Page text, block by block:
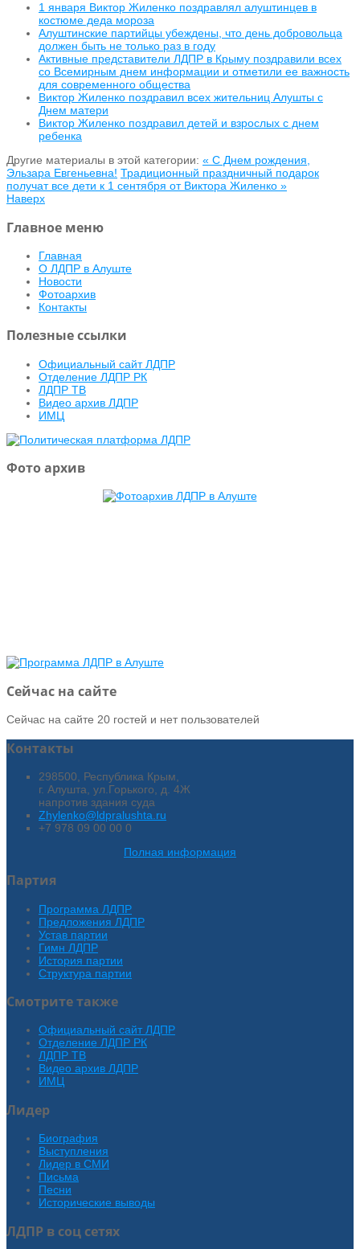
1 января Виктор Жиленко поздравлял алуштинцев в
костюме деда мороза
Алуштинские партийцы убеждены, что день добровольца
должен быть не только раз в году
Активные представители ЛДПР в Крыму поздравили всех
со Всемирным днем информации и отметили ее важность
для современного общества
Виктор Жиленко поздравил всех жительниц Алушты с
Днем матери
Виктор Жиленко поздравил детей и взрослых с днем
ребенка
Другие материалы в этой категории: « С Днем рождения,
Эльзара Евгеньевна! Традиционный праздничный подарок
получат все дети к 1 сентября от Виктора Жиленко »
Наверх
Главное меню
Главная
О ЛДПР в Алуште
Новости
Фотоархив
Контакты
Полезные ссылки
Официальный сайт ЛДПР
Отделение ЛДПР РК
ЛДПР ТВ
Видео архив ЛДПР
ИМЦ
Фото архив
Сейчас на сайте
Сейчас на сайте 20 гостей и нет пользователей
Контакты
298500, Республика Крым,
г. Алушта, ул.Горького, д. 4Ж
напротив здания суда
Zhylenko@ldpralushta.ru
+7 978 09 00 00 0
Полная информация
Партия
Программа ЛДПР
Предложения ЛДПР
Устав партии
Гимн ЛДПР
История партии
Структура партии
Смотрите также
Официальный сайт ЛДПР
Отделение ЛДПР РК
ЛДПР ТВ
Видео архив ЛДПР
ИМЦ
Лидер
Биография
Выступления
Лидер в СМИ
Письма
Песни
Исторические выводы
ЛДПР в соц сетях